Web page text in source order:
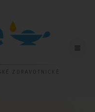
ZDRAVOTNICKÉ